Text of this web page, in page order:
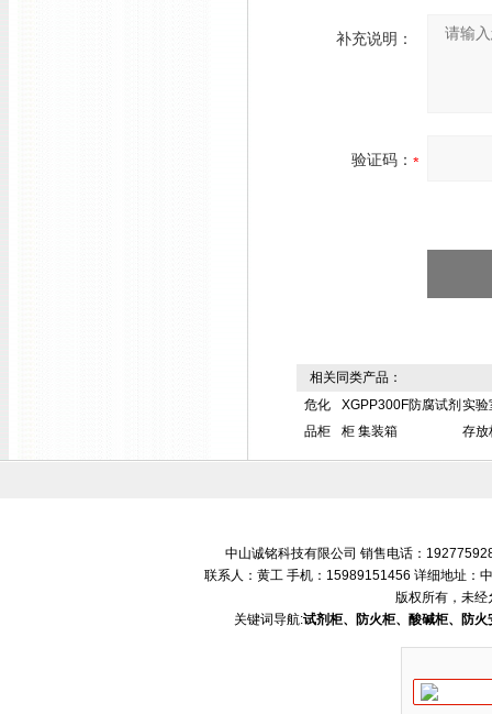
补充说明：
验证码：
相关同类产品：
危化
品柜
XGPP300F防腐试剂
柜 集装箱
实验
存放
中山诚铭科技有限公司 销售电话：
联系人：黄工 手机：15989151456 详细地址：
版权所有，未经
关键词导航:试剂柜、防火柜、酸碱柜、防